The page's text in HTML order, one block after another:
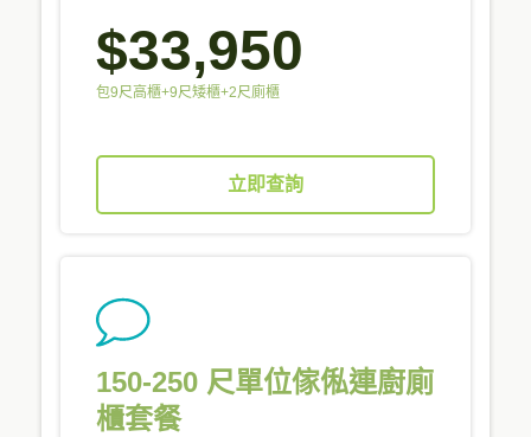
$33,950
包9尺高櫃+9尺矮櫃+2尺廁櫃
立即查詢
150-250 尺單位傢俬連廚廁
櫃套餐